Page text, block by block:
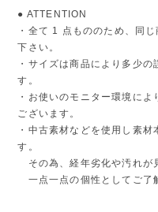
● ATTENTION
・全て 1 点もののため、同
下さい。
・サイズは商品により多少
す。
・お使いのモニター環境に
ございます。
・中古素材などを使用し素
す。
その為、経年劣化や汚れが
一点一点の個性としてご了